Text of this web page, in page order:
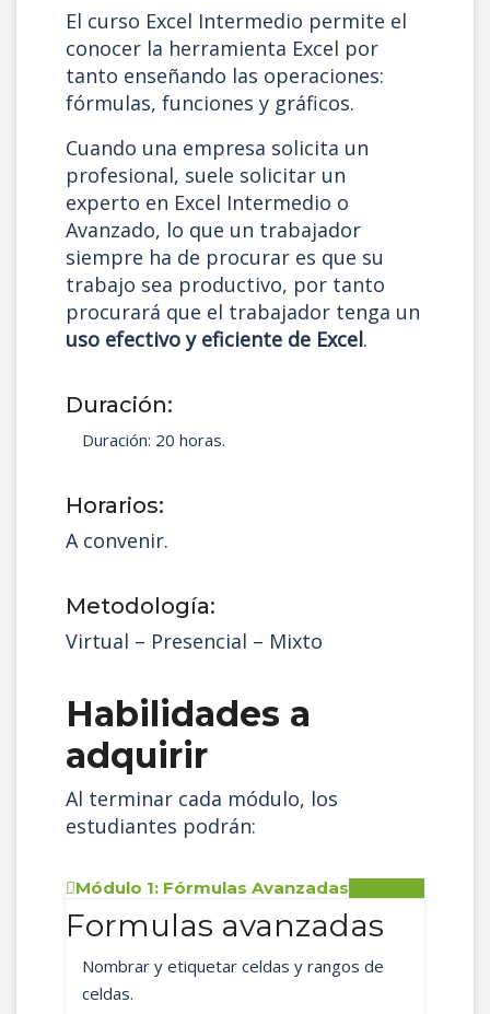
El curso Excel Intermedio permite el
conocer la herramienta Excel por
tanto enseñando las operaciones:
fórmulas, funciones y gráficos.
Cuando una empresa solicita un
profesional, suele solicitar un
experto en Excel Intermedio o
Avanzado, lo que un trabajador
siempre ha de procurar es que su
trabajo sea productivo, por tanto
procurará que el trabajador tenga un
uso efectivo y eficiente de Excel.
Duración:
Duración: 20 horas.
Horarios:
A convenir.
Metodología:
Virtual – Presencial – Mixto
Habilidades a
adquirir
Al terminar cada módulo, los
estudiantes podrán:
Módulo 1: Fórmulas Avanzadas
Formulas avanzadas
Nombrar y etiquetar celdas y rangos de
celdas.